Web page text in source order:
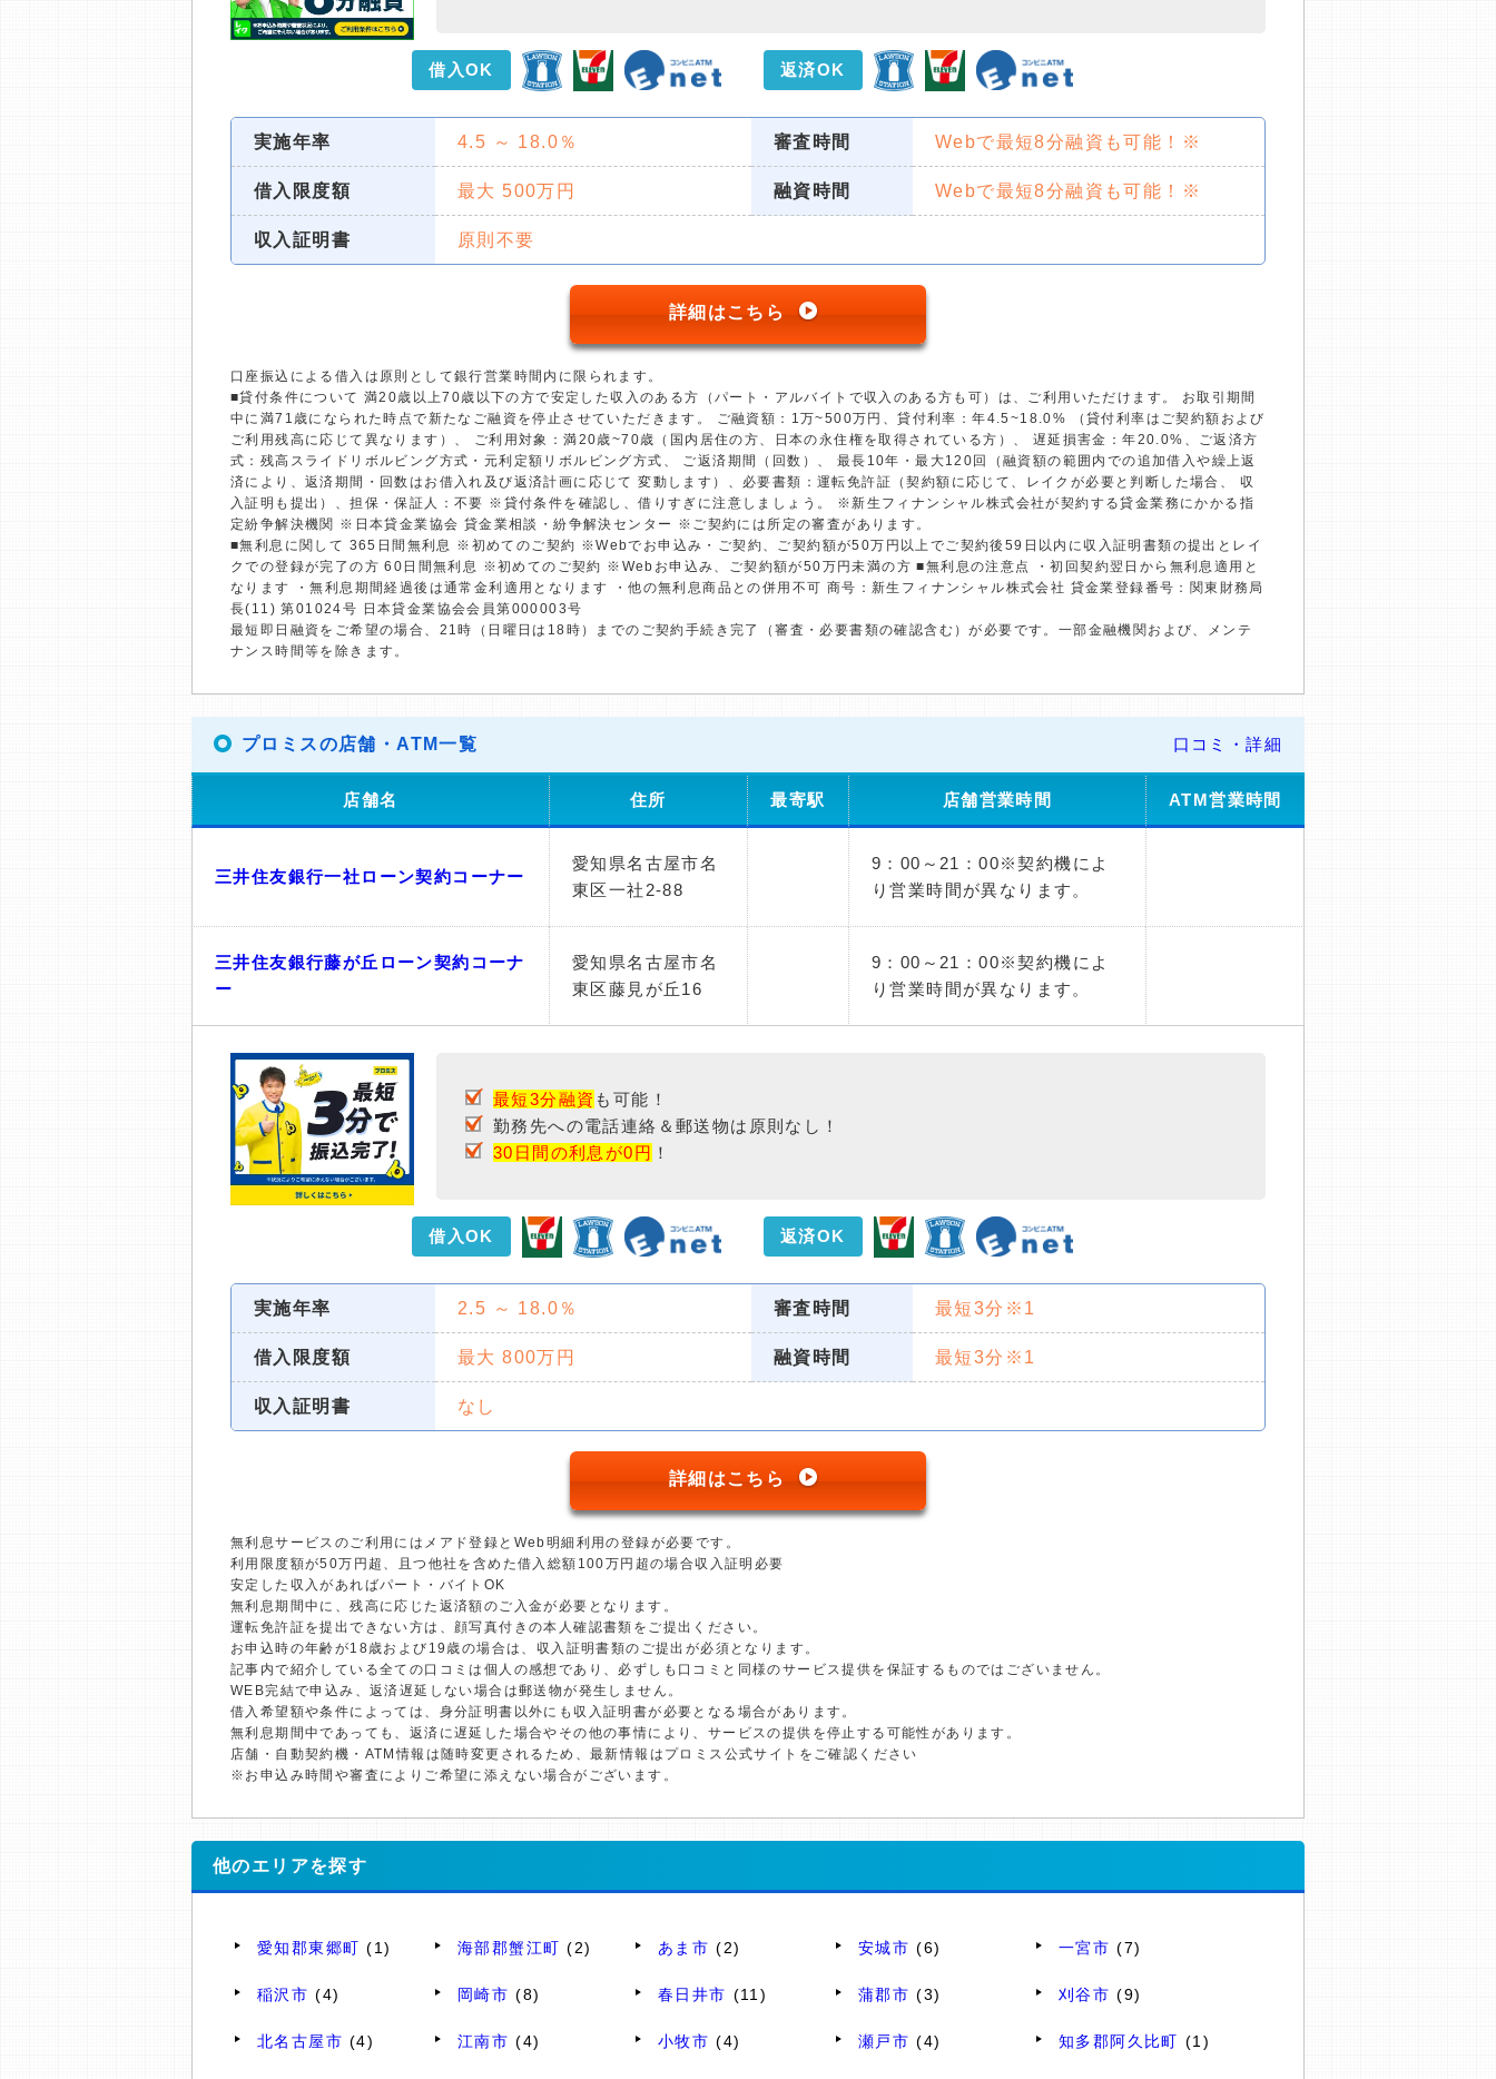
借入OK 返済OK
実施年率 4.5 ～ 18.0％ 審査時間 Webで最短8分融資も可能！※
借入限度額 最大 500万円 融資時間 Webで最短8分融資も可能！※
収入証明書 原則不要
詳細はこちら
口座振込による借入は原則として銀行営業時間内に限られます。
■貸付条件について 満20歳以上70歳以下の方で安定した収入のある方（パート・アルバイトで収入のある方も可）は、ご利用いただけます。 お取引期間
中に満71歳になられた時点で新たなご融資を停止させていただきます。 ご融資額：1万~500万円、貸付利率：年4.5~18.0% （貸付利率はご契約額および
ご利用残高に応じて異なります）、 ご利用対象：満20歳~70歳（国内居住の方、日本の永住権を取得されている方）、 遅延損害金：年20.0%、ご返済方
式：残高スライドリボルビング方式・元利定額リボルビング方式、 ご返済期間（回数）、 最長10年・最大120回（融資額の範囲内での追加借入や繰上返
済により、返済期間・回数はお借入れ及び返済計画に応じて 変動します）、必要書類：運転免許証（契約額に応じて、レイクが必要と判断した場合、 収
入証明も提出）、担保・保証人：不要 ※貸付条件を確認し、借りすぎに注意しましょう。 ※新生フィナンシャル株式会社が契約する貸金業務にかかる指
定紛争解決機関 ※日本貸金業協会 貸金業相談・紛争解決センター ※ご契約には所定の審査があります。
■無利息に関して 365日間無利息 ※初めてのご契約 ※Webでお申込み・ご契約、ご契約額が50万円以上でご契約後59日以内に収入証明書類の提出とレイ
クでの登録が完了の方 60日間無利息 ※初めてのご契約 ※Webお申込み、ご契約額が50万円未満の方 ■無利息の注意点 ・初回契約翌日から無利息適用と
なります ・無利息期間経過後は通常金利適用となります ・他の無利息商品との併用不可 商号：新生フィナンシャル株式会社 貸金業登録番号：関東財務局
長(11) 第01024号 日本貸金業協会会員第000003号
最短即日融資をご希望の場合、21時（日曜日は18時）までのご契約手続き完了（審査・必要書類の確認含む）が必要です。一部金融機関および、メンテ
ナンス時間等を除きます。
プロミスの店舗・ATM一覧 口コミ・詳細
店舗名 住所 最寄駅 店舗営業時間 ATM営業時間
三井住友銀行一社ローン契約コーナー
愛知県名古屋市名
東区一社2-88
9：00～21：00※契約機によ
り営業時間が異なります。
三井住友銀行藤が丘ローン契約コーナ
ー
愛知県名古屋市名
東区藤見が丘16
9：00～21：00※契約機によ
り営業時間が異なります。
最短3分融資 も可能！
勤務先への電話連絡＆郵送物は原則なし！
30日間の利息が0円 ！
借入OK 返済OK
実施年率 2.5 ～ 18.0％ 審査時間 最短3分※1
借入限度額 最大 800万円 融資時間 最短3分※1
収入証明書 なし
詳細はこちら
無利息サービスのご利用にはメアド登録とWeb明細利用の登録が必要です。
利用限度額が50万円超、且つ他社を含めた借入総額100万円超の場合収入証明必要
安定した収入があればパート・バイトOK
無利息期間中に、残高に応じた返済額のご入金が必要となります。
運転免許証を提出できない方は、顔写真付きの本人確認書類をご提出ください。
お申込時の年齢が18歳および19歳の場合は、収入証明書類のご提出が必須となります。
記事内で紹介している全ての口コミは個人の感想であり、必ずしも口コミと同様のサービス提供を保証するものではございません。
WEB完結で申込み、返済遅延しない場合は郵送物が発生しません。
借入希望額や条件によっては、身分証明書以外にも収入証明書が必要となる場合があります。
無利息期間中であっても、返済に遅延した場合やその他の事情により、サービスの提供を停止する可能性があります。
店舗・自動契約機・ATM情報は随時変更されるため、最新情報はプロミス公式サイトをご確認ください
※お申込み時間や審査によりご希望に添えない場合がございます。
他のエリアを探す
愛知郡東郷町 (1) 海部郡蟹江町 (2) あま市 (2) 安城市 (6) 一宮市 (7)
稲沢市 (4) 岡崎市 (8) 春日井市 (11) 蒲郡市 (3) 刈谷市 (9)
北名古屋市 (4) 江南市 (4) 小牧市 (4) 瀬戸市 (4) 知多郡阿久比町 (1)